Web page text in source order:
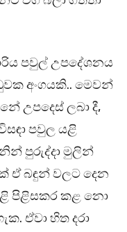
පවුල් උපදේශනය
අංගයකි.. මෙවන්
උපදෙස් ලබා දී,
පවුල යළි
පුරුද්දා මුලින්
ඒ බඳුන් වලට දෙන
පිළිසකර කළ නො
ඒවා හිත දරා